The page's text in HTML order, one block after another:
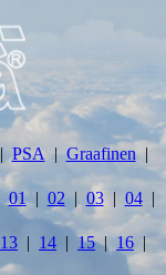
PSA Graafinen
01 02 03 04
13 14 15 16